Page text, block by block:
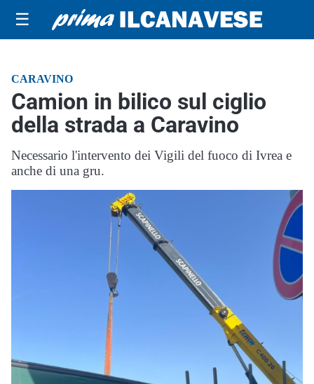
☰
CARAVINO
Camion in bilico sul ciglio
della strada a Caravino
Necessario l'intervento dei Vigili del fuoco di Ivrea e
anche di una gru.